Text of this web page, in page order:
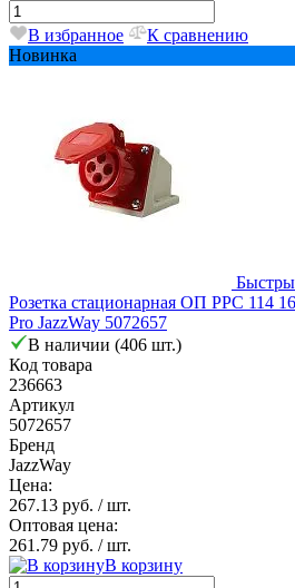
В избранное
К сравнению
Новинка
Розетка стационарная ОП PPC 114
Pro JazzWay 5072657
В наличии (406 шт.)
Код товара
236663
Артикул
5072657
Бренд
JazzWay
Цена:
267.13 руб. / шт.
Оптовая цена:
261.79 руб. / шт.
В корзину